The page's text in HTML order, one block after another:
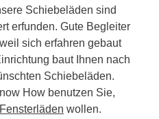
Schiebeläden sind
erfunden. Gute Begleiter
sich erfahren gebaut
baut Ihnen nach
Schiebeläden.
How benutzen Sie,
Fensterläden wollen.